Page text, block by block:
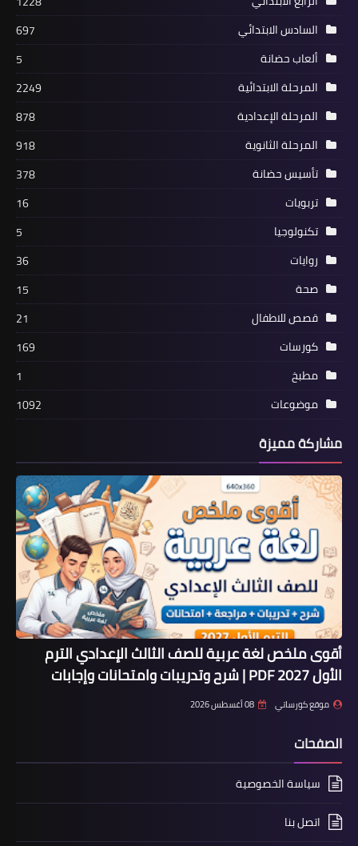
السادس الابتدائي
697
ألعاب حضانة
5
المرحلة الابتدائية
2249
المرحلة الإعدادية
878
المرحلة الثانوية
918
تأسيس حضانة
378
تربويات
16
تكنولوجيا
5
روايات
36
صحة
15
قصص للاطفال
21
كورسات
169
مطبخ
1
موضوعات
1092
مشاركة مميزة
أقوى ملخص لغة عربية للصف الثالث الإعدادي الترم
الأول 2027 PDF | شرح وتدريبات وامتحانات وإجابات
موقع كورساتي 08 أغسطس 2026
الصفحات
سياسة الخصوصية
اتصل بنا